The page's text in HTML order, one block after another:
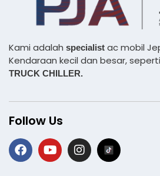
Kami adalah specialist ac mobil
Kendaraan kecil dan besar, seperti
TRUCK CHILLER.
Follow Us